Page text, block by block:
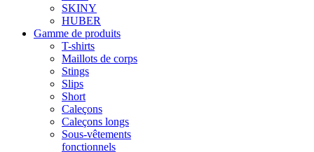
SKINY
HUBER
Gamme de produits
T-shirts
Maillots de corps
Stings
Slips
Short
Caleçons
Caleçons longs
Sous-vêtements
fonctionnels